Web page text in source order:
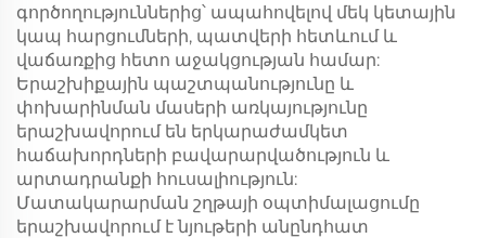
գործողություններից՝ ապահովելով մեկ կետային
կապ հարցումների, պատվերի հետևում և
վաճառքից հետո աջակցության համար:
Երաշխիքային պաշտպանությունը և
փոխարինման մասերի առկայությունը
երաշխավորում են երկարաժամկետ
հաճախորդների բավարարվածություն և
արտադրանքի հուսալիություն:
Մատակարարման շղթայի օպտիմալացումը
երաշխավորում է նյութերի անընդհատ